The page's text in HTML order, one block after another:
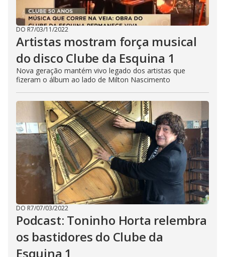
DO R7/03/11/2022
Artistas mostram força musical
do disco Clube da Esquina 1
Nova geração mantém vivo legado dos artistas que
fizeram o álbum ao lado de Milton Nascimento
DO R7/07/03/2022
Podcast: Toninho Horta relembra
os bastidores do Clube da
Esquina 1